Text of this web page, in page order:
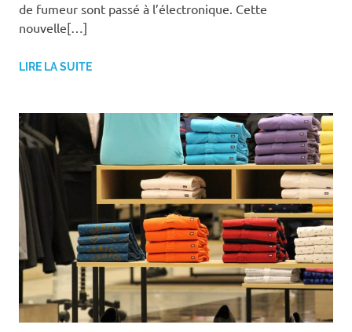
de fumeur sont passé à l’électronique. Cette
nouvelle[…]
LIRE LA SUITE